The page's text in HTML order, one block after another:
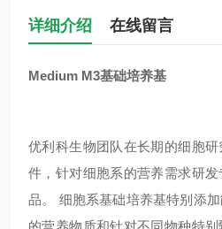
详细介绍 在线留言
Medium M3基础培养基
优利科生物团队在长期的细胞
件，针对细胞系的营养需求研
品。 细胞系基础培养基特别添
的营养物质和针对不同物种特